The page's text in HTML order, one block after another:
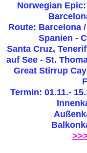
Norwegian
Route: Barcelona
Spanien -
Santa Cruz,
auf See - St.
Great Stirrup
Termin: 01.11.-